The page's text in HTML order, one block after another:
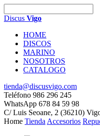
Discus Vigo
HOME
DISCOS
MARINO
NOSOTROS
CATALOGO
tienda@discusvigo.com
Teléfono 986 296 245
WhatsApp 678 84 59 98
C/ Luis Seoane, 2 (36210)
Home Tienda Accesorios